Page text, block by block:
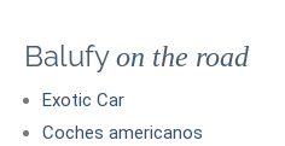
Balufyon the road
Exotic Car
Coches americanos